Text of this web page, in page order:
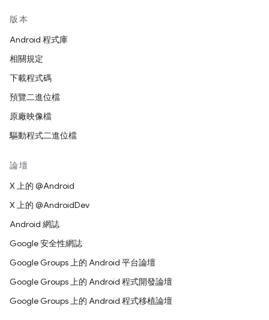
版本
Android 程式庫
相關規定
下載程式碼
預覽二進位檔
原廠映像檔
驅動程式二進位檔
論壇
X 上的 @Android
X 上的 @AndroidDev
Android 網誌
Google 安全性網誌
Google Groups 上的 Android 平台論壇
Google Groups 上的 Android 程式開發論壇
Google Groups 上的 Android 程式移植論壇